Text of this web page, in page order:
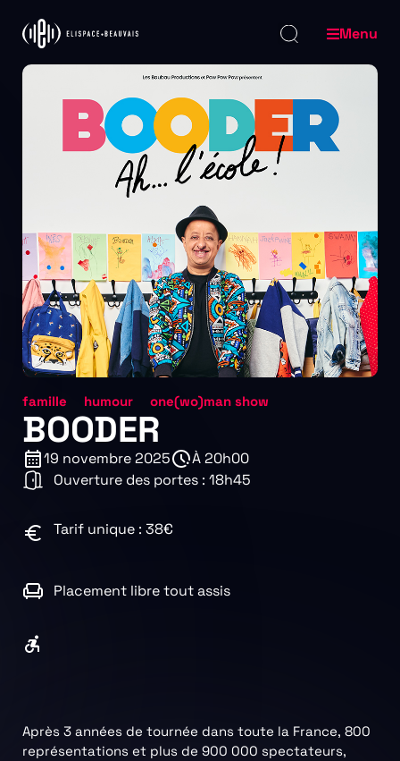
Menu
famille humour one(wo)man show
BOODER
19 novembre 2025
À 20h00
Ouverture des portes : 18h45
Tarif unique : 38€
Placement libre tout assis
Après 3 années de tournée dans toute la France, 800
représentations et plus de 900 000 spectateurs,